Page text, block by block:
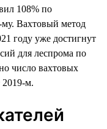
108% по
Вахтовый метод
году уже достигнут
для леспрома по
число вахтовых
2019-м.